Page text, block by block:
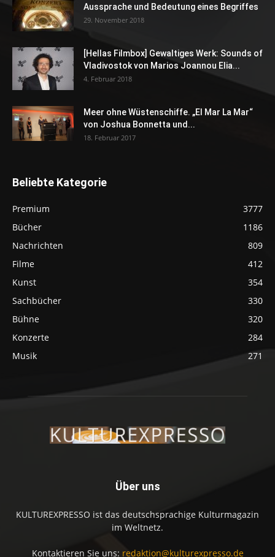
Aussprache und Bedeutung eines Begriffes
29. November 2018
[Hellas Filmbox] Gewaltiges Werk: Sounds of
Vladivostok von Marios Joannou Elia...
4. Februar 2018
Meer ohne Wüstenschiffe. „El Mar La Mar“
von Joshua Bonnetta und...
18. Februar 2017
Beliebte Kategorie
Premium
3777
Bücher
1186
Nachrichten
809
Filme
412
Kunst
354
Sachbücher
330
Bühne
320
Konzerte
284
Musik
271
Über uns
KULTUREXPRESSO ist das deutschsprachige Kulturmagazin
im Weltnetz.
Kontaktieren Sie uns: redaktion@kulturexpresso.de